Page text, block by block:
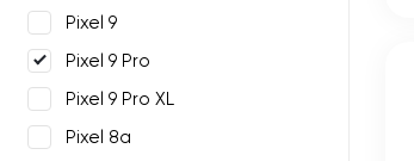
Pixel 9
Pixel 9 Pro
Pixel 9 Pro XL
Pixel 8a